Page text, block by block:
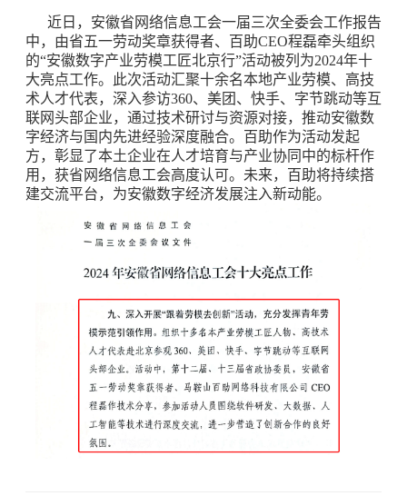
近日，安徽省网络信息工会一届三次全委会工作报告
中，由省五一劳动奖章获得者、百助CEO程磊牵头组织
的“安徽数字产业劳模工匠北京行”活动被列为2024年十
大亮点工作。此次活动汇聚十余名本地产业劳模、高技
术人才代表，深入参访360、美团、快手、字节跳动等互
联网头部企业，通过技术研讨与资源对接，推动安徽数
字经济与国内先进经验深度融合。百助作为活动发起
方，彰显了本土企业在人才培育与产业协同中的标杆作
用，获省网络信息工会高度认可。未来，百助将持续搭
建交流平台，为安徽数字经济发展注入新动能。